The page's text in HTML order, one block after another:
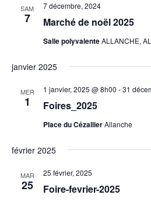
SAM
7 Marché de noël 2025
7 décembre, 2024
Salle polyvalenteALLANCHE,
janvier 2025
MER
1 Foires_2025
1 janvier, 2025 @ 8h00 -31
Place du CézallierAllanche
février 2025
MAR
25 Foire-fevrier-2025
25 février, 2025